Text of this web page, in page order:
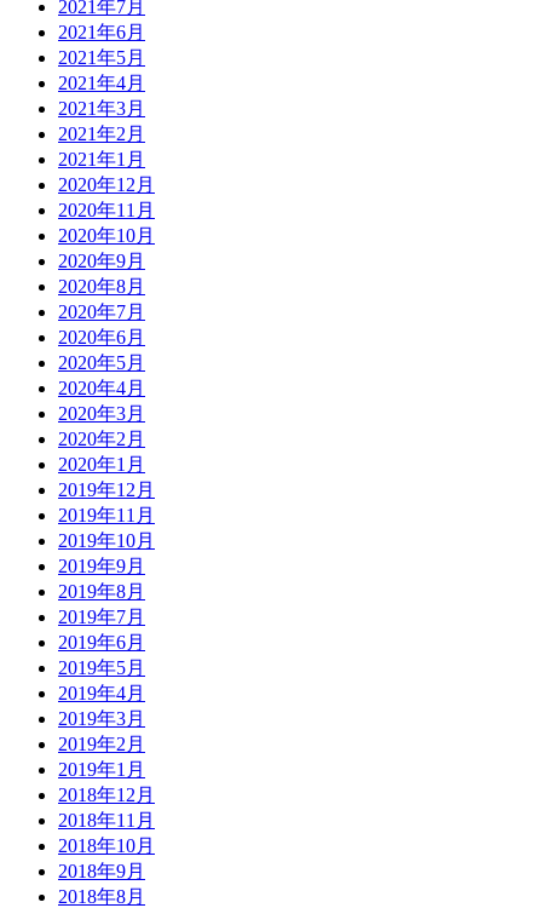
2021年7月
2021年6月
2021年5月
2021年4月
2021年3月
2021年2月
2021年1月
2020年12月
2020年11月
2020年10月
2020年9月
2020年8月
2020年7月
2020年6月
2020年5月
2020年4月
2020年3月
2020年2月
2020年1月
2019年12月
2019年11月
2019年10月
2019年9月
2019年8月
2019年7月
2019年6月
2019年5月
2019年4月
2019年3月
2019年2月
2019年1月
2018年12月
2018年11月
2018年10月
2018年9月
2018年8月